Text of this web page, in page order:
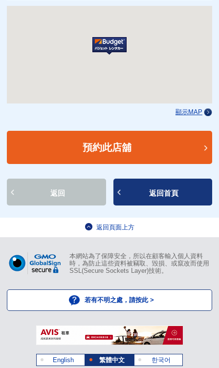
顯示MAP
預約此店舖
返回 返回首頁
返回頁面上方
本網站為了保障安全，所以在顧客輸入個人資料
時，為防止這些資料被竊取、毀損、或竄改而使用
SSL(Secure Sockets Layer)技術。
若有不明之處，請按此 >
English 繁體中文 한국어